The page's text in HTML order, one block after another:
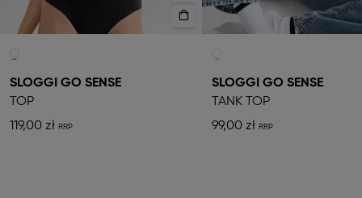
SLOGGI GO SENSE
TOP
119,00 zł
SLOGGI GO SENSE
TANK TOP
99,00 zł